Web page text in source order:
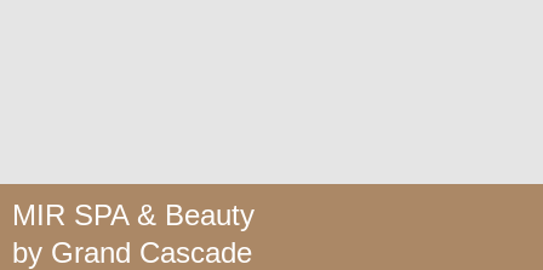
MIR SPA & Beauty
by Grand Cascade